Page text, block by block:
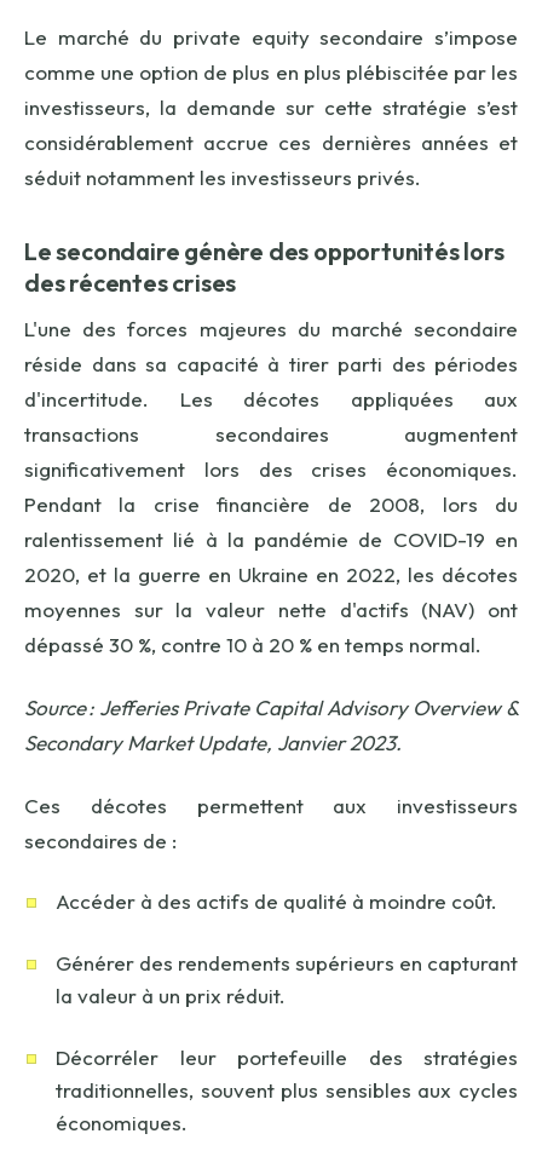
Le marché du private equitysecondaire s’impose
comme une option de plus en plus plébiscitée par les
investisseurs, la demande sur cette stratégie s’est
considérablement accrue ces dernières années et
séduit notamment les investisseurs privés.
Le secondaire génère des opportunités lors
des récentes crises
L'une des forces majeures du marché secondaire
réside dans sa capacité à tirer parti des périodes
d'incertitude. Les décotes appliquées aux
transactions secondaires augmentent
significativement lors des crises économiques.
Pendant la crise financière de 2008, lors du
ralentissement lié à la pandémie de COVID-19 en
2020, et la guerre en Ukraine en 2022, les décotes
moyennes sur la valeur nette d'actifs (NAV) ont
dépassé 30 %, contre 10 à 20 % en temps normal.
Source: Jefferies Private Capital Advisory Overview &
Secondary Market Update, Janvier 2023.
Ces décotes permettent aux investisseurs
secondaires de :
Accéder à des actifs de qualité à moindre coût.
Générer des rendements supérieurs en capturant
la valeur à un prix réduit.
Décorréler leur portefeuille des stratégies
traditionnelles, souvent plus sensibles aux cycles
économiques.